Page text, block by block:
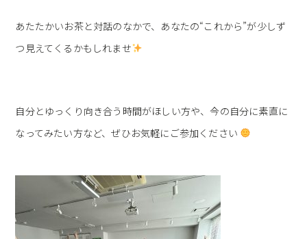
あたたかいお茶と対話のなかで、あなたの“これから”が少しず
つ見えてくるかもしれませ
自分とゆっくり向き合う時間がほしい方や、今の自分に素直に
なってみたい方など、ぜひお気軽にご参加ください